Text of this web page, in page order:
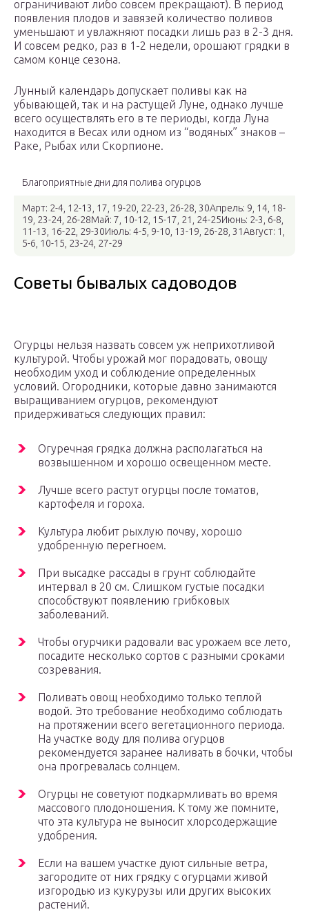
ограничивают либо совсем прекращают). В период
появления плодов и завязей количество поливов
уменьшают и увлажняют посадки лишь раз в 2-3 дня.
И совсем редко, раз в 1-2 недели, орошают грядки в
самом конце сезона.
Лунный календарь допускает поливы как на
убывающей, так и на растущей Луне, однако лучше
всего осуществлять его в те периоды, когда Луна
находится в Весах или одном из “водяных” знаков –
Раке, Рыбах или Скорпионе.
Благоприятные дни для полива огурцов
Март: 2-4, 12-13, 17, 19-20, 22-23, 26-28, 30Апрель: 9, 14, 18-
19, 23-24, 26-28Май: 7, 10-12, 15-17, 21, 24-25Июнь: 2-3, 6-8,
11-13, 16-22, 29-30Июль: 4-5, 9-10, 13-19, 26-28, 31Август: 1,
5-6, 10-15, 23-24, 27-29
Советы бывалых садоводов
Огурцы нельзя назвать совсем уж неприхотливой
культурой. Чтобы урожай мог порадовать, овощу
необходим уход и соблюдение определенных
условий. Огородники, которые давно занимаются
выращиванием огурцов, рекомендуют
придерживаться следующих правил:
Огуречная грядка должна располагаться на
возвышенном и хорошо освещенном месте.
Лучше всего растут огурцы после томатов,
картофеля и гороха.
Культура любит рыхлую почву, хорошо
удобренную перегноем.
При высадке рассады в грунт соблюдайте
интервал в 20 см. Слишком густые посадки
способствуют появлению грибковых
заболеваний.
Чтобы огурчики радовали вас урожаем все лето,
посадите несколько сортов с разными сроками
созревания.
Поливать овощ необходимо только теплой
водой. Это требование необходимо соблюдать
на протяжении всего вегетационного периода.
На участке воду для полива огурцов
рекомендуется заранее наливать в бочки, чтобы
она прогревалась солнцем.
Огурцы не советуют подкармливать во время
массового плодоношения. К тому же помните,
что эта культура не выносит хлорсодержащие
удобрения.
Если на вашем участке дуют сильные ветра,
загородите от них грядку с огурцами живой
изгородью из кукурузы или других высоких
растений.